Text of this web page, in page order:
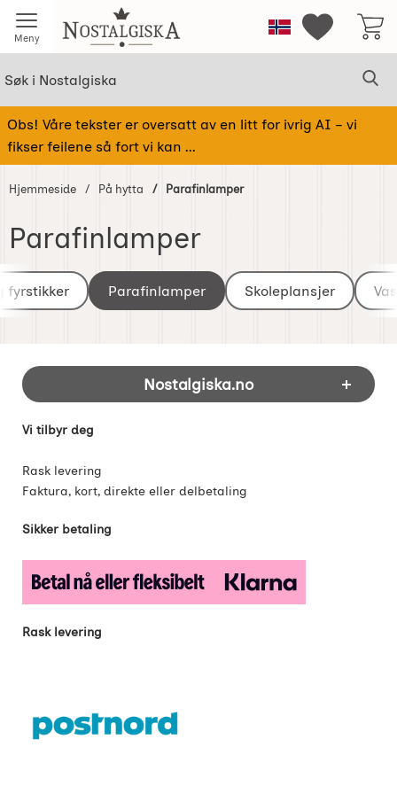
Meny Startsiden for NostalgiskaNorge Mine
Obs! Våre tekster er oversatt av en litt for ivrig AI – vi
fikser feilene så fort vi kan ...
Hjemmeside På hytta Parafinlamper
Parafinlamper
Gå
til
produkter
underkategorier
fyrstikker Parafinlamper Skoleplansjer
Footer-innhold Blandet informasjon og
Nostalgiska.no
Vi tilbyr deg
Rask levering
Faktura, kort, direkte eller delbetaling
Sikker betaling
Rask levering